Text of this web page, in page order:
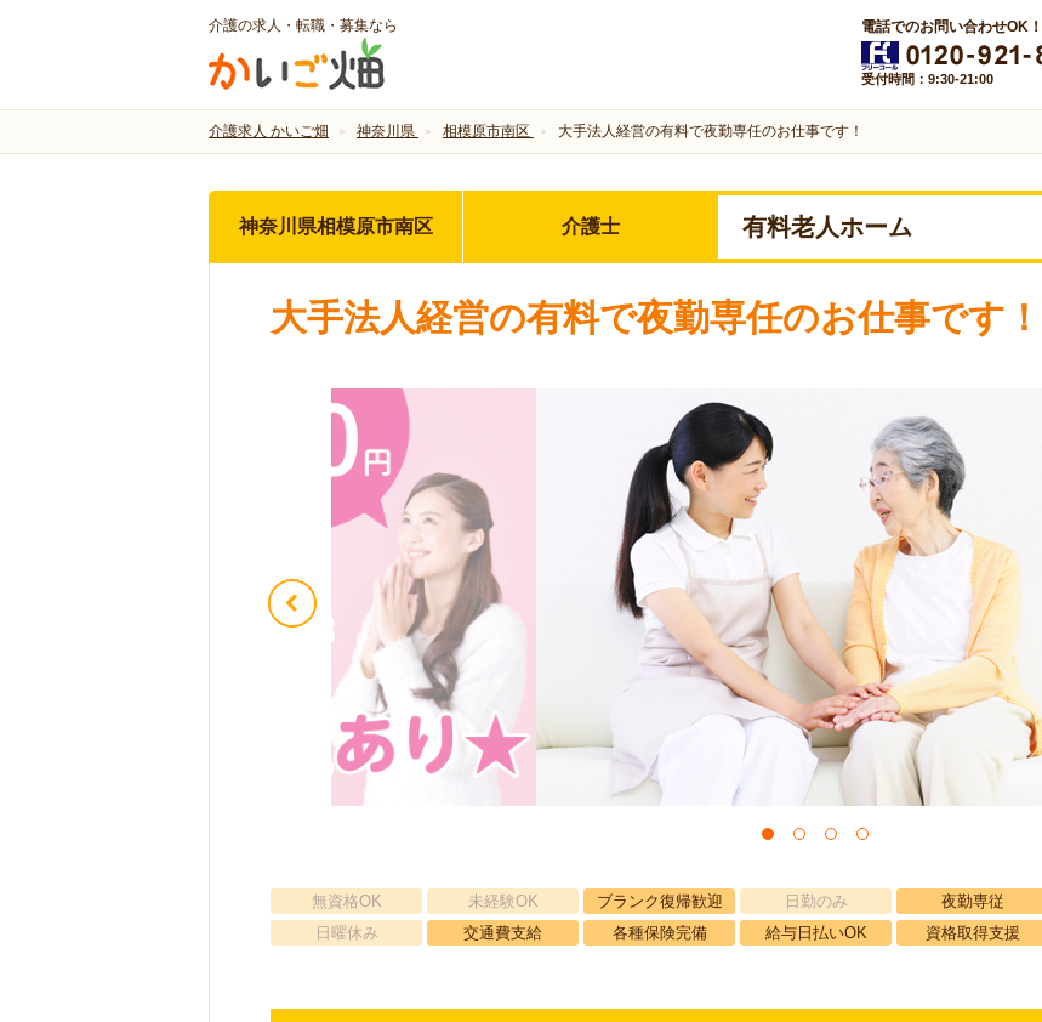
介護の求人・転職・募集なら 電話でのお問い合わせOK！
受付時間：9:30-21:00
介護求人 かいご畑 神奈川県 相模原市南区 大手法人経営の有料で夜勤専任のお仕事です！
神奈川県相模原市南区 介護士 有料老人ホーム
大手法人経営の有料で夜勤専任のお仕事です！
無資格OK 未経験OK ブランク復帰歓迎 日勤のみ 夜勤専従
日曜休み
交通費支給 各種保険完備 給与日払いOK 資格取得支援